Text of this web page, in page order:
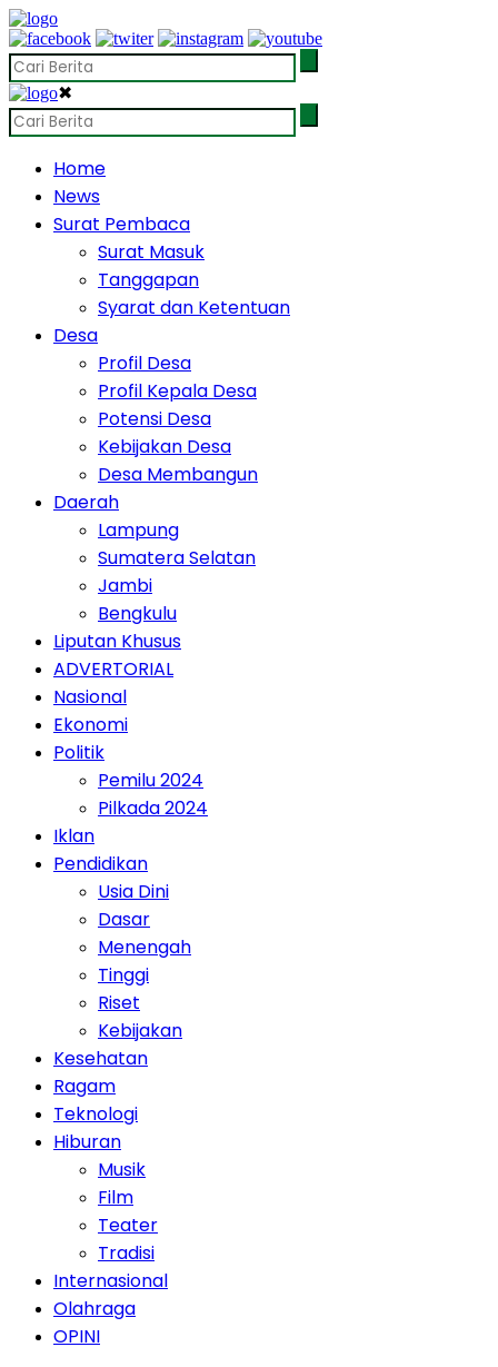
✖
Home
News
Surat Pembaca
Surat Masuk
Tanggapan
Syarat dan Ketentuan
Desa
Profil Desa
Profil Kepala Desa
Potensi Desa
Kebijakan Desa
Desa Membangun
Daerah
Lampung
Sumatera Selatan
Jambi
Bengkulu
Liputan Khusus
ADVERTORIAL
Nasional
Ekonomi
Politik
Pemilu 2024
Pilkada 2024
Iklan
Pendidikan
Usia Dini
Dasar
Menengah
Tinggi
Riset
Kebijakan
Kesehatan
Ragam
Teknologi
Hiburan
Musik
Film
Teater
Tradisi
Internasional
Olahraga
OPINI